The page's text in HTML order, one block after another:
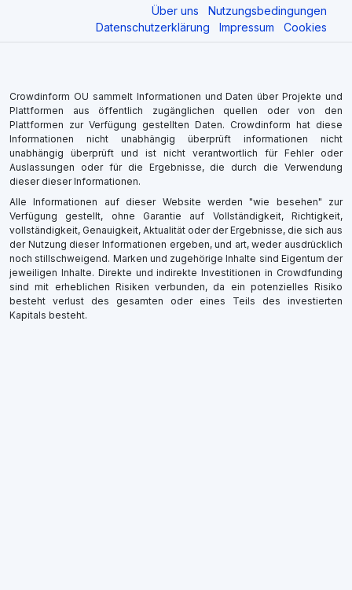
Über uns
Nutzungsbedingungen
Datenschutzerklärung
Impressum Cookies
Crowdinform OU sammelt Informationen und Daten über Projekte und
Plattformen aus öffentlich zugänglichen quellen oder von den
Plattformen zur Verfügung gestellten Daten. Crowdinform hat diese
Informationen nicht unabhängig überprüft informationen nicht
unabhängig überprüft und ist nicht verantwortlich für Fehler oder
Auslassungen oder für die Ergebnisse, die durch die Verwendung
dieser dieser Informationen.
Alle Informationen auf dieser Website werden "wie besehen" zur
Verfügung gestellt, ohne Garantie auf Vollständigkeit, Richtigkeit,
vollständigkeit, Genauigkeit, Aktualität oder der Ergebnisse, die sich aus
der Nutzung dieser Informationen ergeben, und art, weder ausdrücklich
noch stillschweigend. Marken und zugehörige Inhalte sind Eigentum der
jeweiligen Inhalte. Direkte und indirekte Investitionen in Crowdfunding
sind mit erheblichen Risiken verbunden, da ein potenzielles Risiko
besteht verlust des gesamten oder eines Teils des investierten
Kapitals besteht.